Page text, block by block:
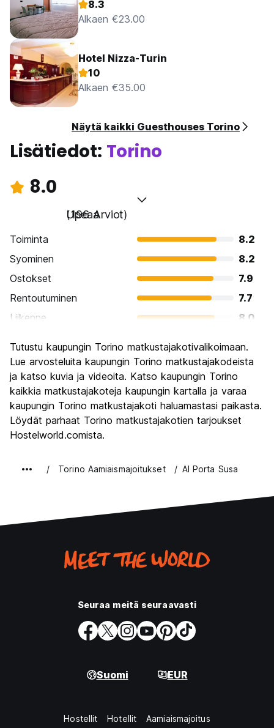
8.3
Alkaen €23.00
Hotel Nizza-Turin
10
Alkaen €35.00
Näytä kaikki Guesthouses Torino
Lisätiedot: Torino
8.0
Upeaa
(196 Arviot)
Toiminta
8.2
Syominen
8.2
Ostokset
7.9
Rentoutuminen
7.7
Liikenne
8.0
Kulttuuri
8.9
Yöelämä
Rahanarvoinen
7.7
Tutustu kaupungin Torino matkustajakotivalikoimaan.
Lue arvosteluita kaupungin Torino matkustajakodeista
ja katso kuvia ja videoita. Katso kaupungin Torino
kaikkia matkustajakoteja kaupungin kartalla ja varaa
kaupungin Torino matkustajakoti haluamastasi paikasta.
Löydät parhaat Torino matkustajakotien tarjoukset
Hostelworld.comista.
Torino Aamiaismajoitukset Al Porta Susa
Seuraa meitä seuraavasti
Suomi EUR
Hostellit Hotellit Aamiaismajoitus